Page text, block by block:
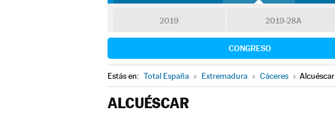
2019 2019-28A
CONGRESO
Estás en: Total España » Extremadura » Cáceres » Alcuéscar
ALCUÉSCAR